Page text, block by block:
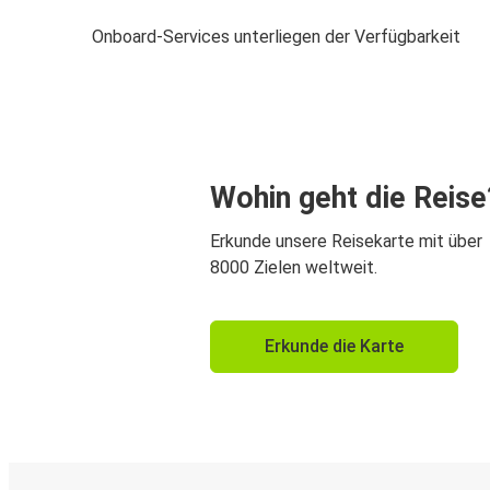
Onboard-Services unterliegen der Verfügbarkeit
Wohin geht die
Erkunde unsere Reisekarte mit über
8000 Zielen weltweit.
Erkunde die Karte